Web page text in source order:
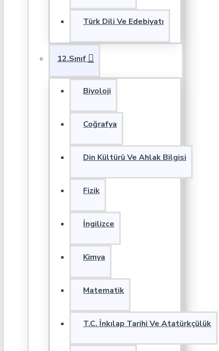
Türk Dili Ve Edebiyatı
12.Sınıf
Biyoloji
Coğrafya
Din Kültürü Ve Ahlak Bilgisi
Fizik
İngilizce
Kimya
Matematik
T.C. İnkılap Tarihi Ve Atatürkçülük